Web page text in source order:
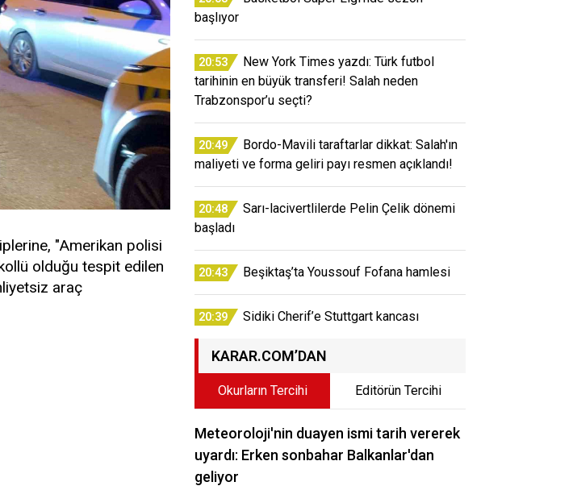
"Amerikan polisi
olduğu tespit edilen
araç
başlıyor
20:53
New York Times yazdı: Türk futbol
tarihinin en büyük transferi! Salah neden
Trabzonspor’u seçti?
20:49
Bordo-Mavili taraftarlar dikkat: Salah'ın
maliyeti ve forma geliri payı resmen açıklandı!
20:48
Sarı-lacivertlilerde Pelin Çelik dönemi
başladı
20:43 Beşiktaş’ta Youssouf Fofana hamlesi
20:39 Sidiki Cherif’e Stuttgart kancası
KARAR.COM’DAN
Okurların Tercihi Editörün Tercihi
Meteoroloji'nin duayen ismi tarih vererek
uyardı: Erken sonbahar Balkanlar'dan
geliyor